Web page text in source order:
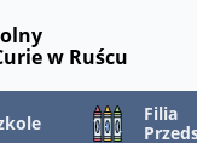
w Ruścu
Filia